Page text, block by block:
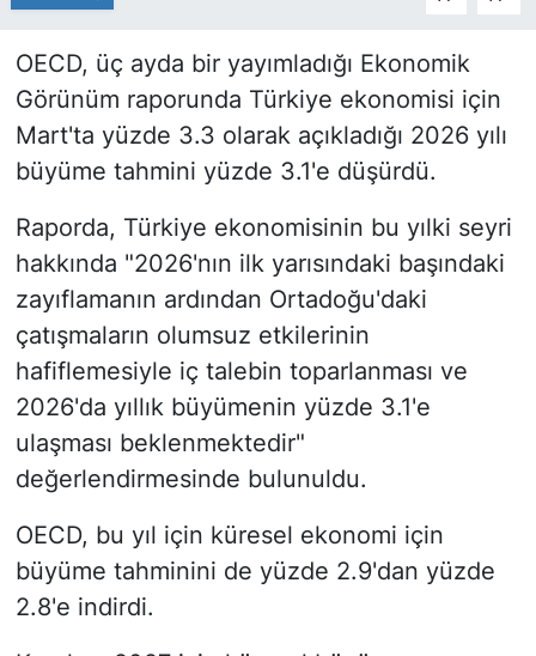
OECD, üç ayda bir yayımladığı Ekonomik
Görünüm raporunda Türkiye ekonomisi için
Mart'ta yüzde 3.3 olarak açıkladığı 2026 yılı
büyüme tahmini yüzde 3.1'e düşürdü.
Raporda, Türkiye ekonomisinin bu yılki seyri
hakkında "2026'nın ilk yarısındaki başındaki
zayıflamanın ardından Ortadoğu'daki
çatışmaların olumsuz etkilerinin
hafiflemesiyle iç talebin toparlanması ve
2026'da yıllık büyümenin yüzde 3.1'e
ulaşması beklenmektedir"
değerlendirmesinde bulunuldu.
OECD, bu yıl için küresel ekonomi için
büyüme tahminini de yüzde 2.9'dan yüzde
2.8'e indirdi.